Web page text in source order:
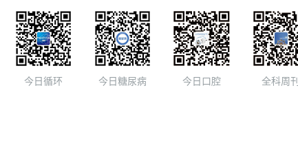
全身酸痛，活动后加重，无黑
当地医院，完善血常规、C反
托拉唑、甲氧氯普胺、赖氨匹
，为进一步治疗来我院就诊，
。经我院发热门诊筛查后考虑
99% 神志清精神弱，半卧
今日循环 今日糖尿病 今日口腔 全科周刊